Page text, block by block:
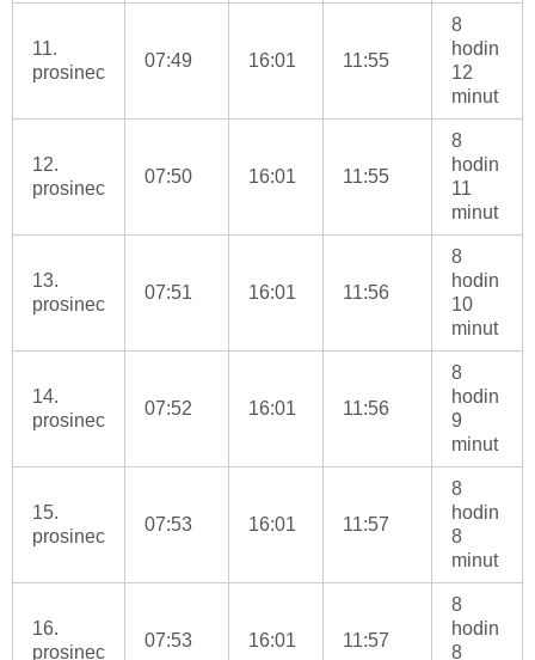
11.
prosinec
07:49 16:01 11:55
8
hodin
12
minut
12.
prosinec
07:50 16:01 11:55
8
hodin
11
minut
13.
prosinec
07:51 16:01 11:56
8
hodin
10
minut
14.
prosinec
07:52 16:01 11:56
8
hodin
9
minut
15.
prosinec
07:53 16:01 11:57
8
hodin
8
minut
16.
prosinec
07:53 16:01 11:57
8
hodin
8